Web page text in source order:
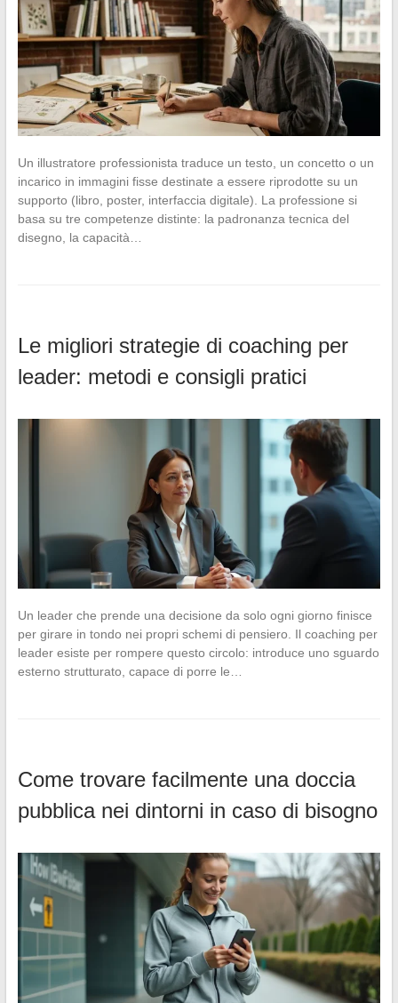
Un illustratore professionista traduce un testo, un concetto o un
incarico in immagini fisse destinate a essere riprodotte su un
supporto (libro, poster, interfaccia digitale). La professione si
basa su tre competenze distinte: la padronanza tecnica del
disegno, la capacità…
Le migliori strategie di coaching per
leader: metodi e consigli pratici
Un leader che prende una decisione da solo ogni giorno finisce
per girare in tondo nei propri schemi di pensiero. Il coaching per
leader esiste per rompere questo circolo: introduce uno sguardo
esterno strutturato, capace di porre le…
Come trovare facilmente una doccia
pubblica nei dintorni in caso di bisogno